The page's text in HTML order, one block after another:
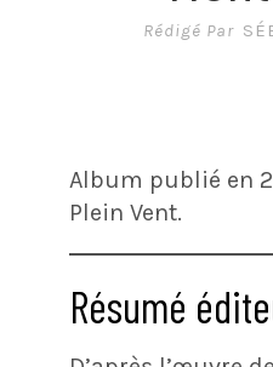
Rédigé Par
Album publié en
Plein Vent.
Résumé